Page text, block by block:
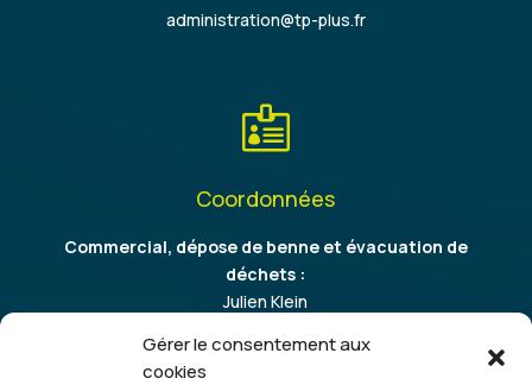
Gérer le consentement aux
cookies
administration@tp-plus.fr

Coordonnées
Commercial, dépose de benne et évacuation de
déchets :
Julien Klein